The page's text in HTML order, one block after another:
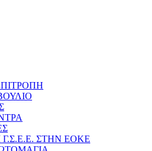
ΣΤΗΝ ΕΟΚΕ